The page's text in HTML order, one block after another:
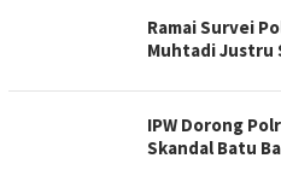
Ramai Survei
Muhtadi Justru
IPW Dorong
Skandal Batu